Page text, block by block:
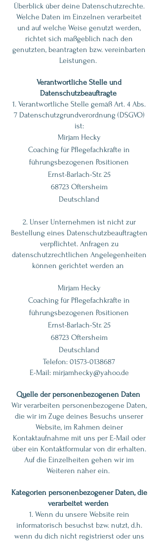
Überblick über deine Datenschutzrechte.
Welche Daten im Einzelnen verarbeitet
und auf welche Weise genutzt werden,
richtet sich maßgeblich nach den
genutzten, beantragten bzw. vereinbarten
Leistungen.
Verantwortliche Stelle und
Datenschutzbeauftragte
1. Verantwortliche Stelle gemäß Art. 4 Abs.
7 Datenschutzgrundverordnung (DSGVO)
ist:
Mirjam Hecky
Coaching für Pflegefachkräfte in
führungsbezogenen Positionen
Ernst-Barlach-Str. 25
68723 Oftersheim
Deutschland
2. Unser Unternehmen ist nicht zur
Bestellung eines Datenschutzbeauftragten
verpflichtet. Anfragen zu
datenschutzrechtlichen Angelegenheiten
können gerichtet werden an
Mirjam Hecky
Coaching für Pflegefachkräfte in
führungsbezogenen Positionen
Ernst-Barlach-Str. 25
68723 Oftersheim
Deutschland
Telefon: 01573-0138687
E-Mail: mirjamhecky@yahoo.de
Quelle der personenbezogenen Daten
Wir verarbeiten personenbezogene Daten,
die wir im Zuge deines Besuchs unserer
Website, im Rahmen deiner
Kontaktaufnahme mit uns per E-Mail oder
über ein Kontaktformular von dir erhalten.
Auf die Einzelheiten gehen wir im
Weiteren näher ein.
Kategorien personenbezogener Daten, die
verarbeitet werden
1. Wenn du unsere Website rein
informatorisch besuchst bzw. nutzt, d.h.
wenn du dich nicht registrierst oder uns